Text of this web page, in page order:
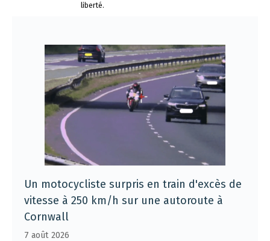
liberté.
Un motocycliste surpris en train d'excès de
vitesse à 250 km/h sur une autoroute à
Cornwall
7 août 2026